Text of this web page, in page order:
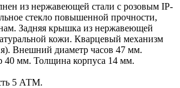
из нержавеющей стали с розовым IP-
стекло повышенной прочности,
Задняя крышка из нержавеющей
кожи. Кварцевый механизм
Внешний диаметр часов 47 мм.
40 мм. Толщина корпуса 14 мм.
5 АТМ.